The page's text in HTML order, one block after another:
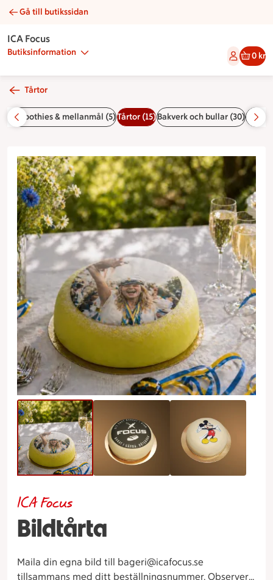
Bildtårta | Catering ICA Focus
Gå till butikssidan
ICA Focus
Butiksinformation 0 kr
Tårtor
Smoothies & mellanmål (5)Tårtor (15)Bakverk och bullar (30)
Bildtårta
ICA Focus
Maila din egna bild till bageri@icafocus.se
tillsammans med ditt beställningsnummer. Observera